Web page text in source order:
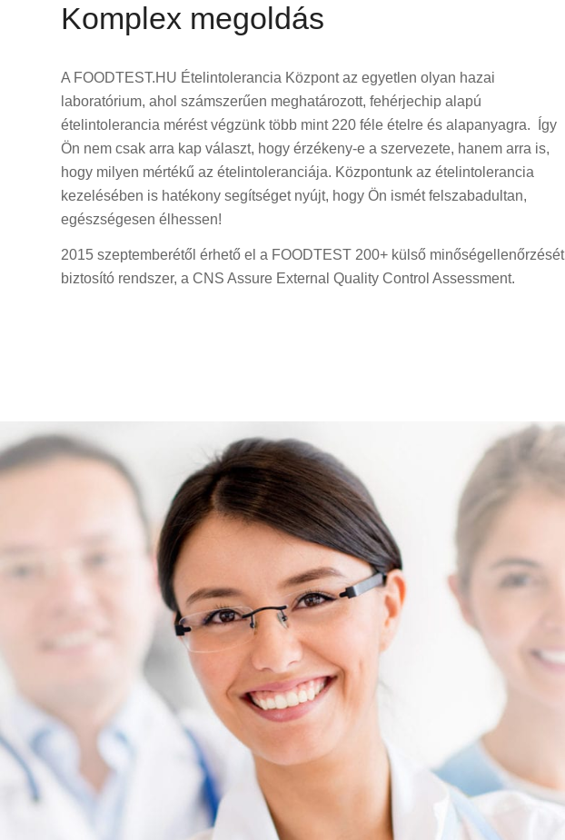
Komplex megoldás
A FOODTEST.HU Ételintolerancia Központ az egyetlen olyan hazai
laboratórium, ahol számszerűen meghatározott, fehérjechip alapú
ételintolerancia mérést végzünk több mint 220 féle ételre és alapanyagra. Így
Ön nem csak arra kap választ, hogy érzékeny-e a szervezete, hanem arra is,
hogy milyen mértékű az ételintoleranciája. Központunk az ételintolerancia
kezelésében is hatékony segítséget nyújt, hogy Ön ismét felszabadultan,
egészségesen élhessen!
2015 szeptemberétől érhető el a FOODTEST 200+ külső minőségellenőrzését
biztosító rendszer, a CNS Assure External Quality Control Assessment.